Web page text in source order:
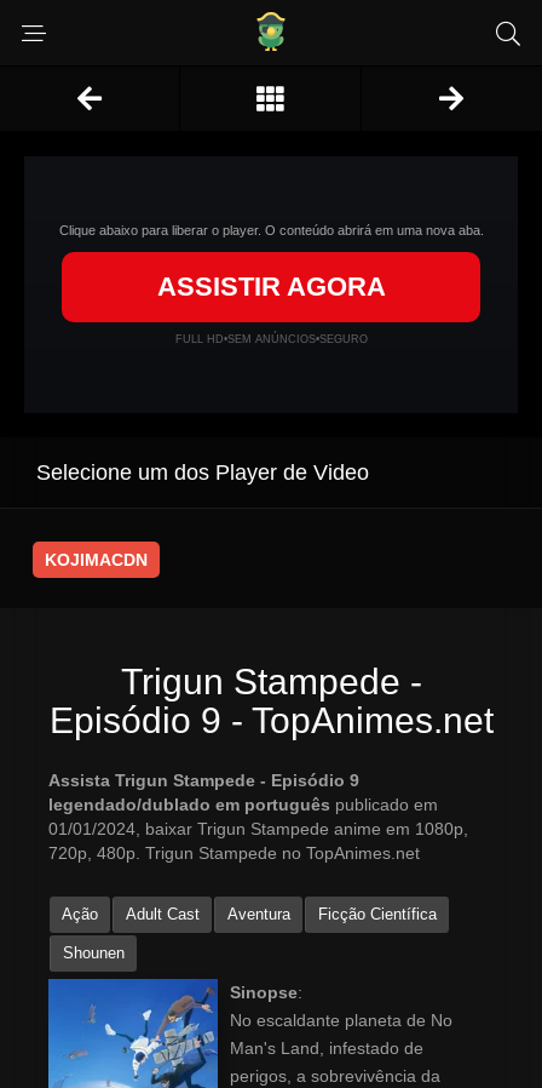
Clique abaixo para liberar o player. O conteúdo abrirá em uma nova aba.
ASSISTIR AGORA
FULL HD•SEM ANÚNCIOS•SEGURO
Selecione um dos Player de Video
KOJIMACDN
Trigun Stampede -
Episódio 9 - TopAnimes.net
Assista Trigun Stampede - Episódio 9
legendado/dublado em português publicado em
01/01/2024, baixar Trigun Stampede anime em 1080p,
720p, 480p. Trigun Stampede no TopAnimes.net
Ação Adult Cast Aventura Ficção Científica
Shounen
Sinopse:
No escaldante planeta de No
Man's Land, infestado de
perigos, a sobrevivência da